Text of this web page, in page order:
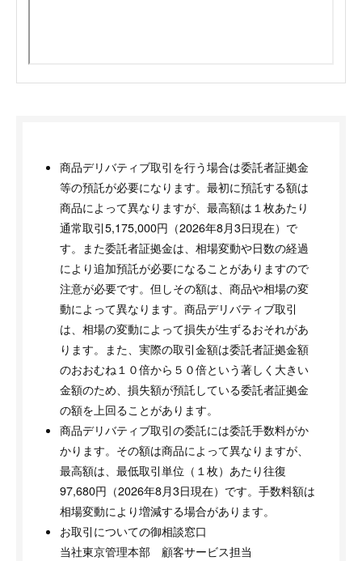
商品デリバティブ取引を行う場合は委託者証拠金
等の預託が必要になります。最初に預託する額は
商品によって異なりますが、最高額は１枚あたり
通常取引5,175,000円（2026年8月3日現在）で
す。また委託者証拠金は、相場変動や日数の経過
により追加預託が必要になることがありますので
注意が必要です。但しその額は、商品や相場の変
動によって異なります。商品デリバティブ取引
は、相場の変動によって損失が生ずるおそれがあ
ります。また、実際の取引金額は委託者証拠金額
のおおむね１０倍から５０倍という著しく大きい
金額のため、損失額が預託している委託者証拠金
の額を上回ることがあります。
商品デリバティブ取引の委託には委託手数料がか
かります。その額は商品によって異なりますが、
最高額は、最低取引単位（１枚）あたり往復
97,680円（2026年8月3日現在）です。手数料額は
相場変動により増減する場合があります。
お取引についての御相談窓口
当社東京管理本部 顧客サービス担当